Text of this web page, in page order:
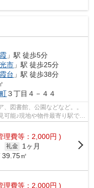
」駅 徒歩5分
市 」駅 徒歩25分
台 」駅 徒歩38分
３丁目４－４４
図書館、公園などなど。。
能♪現地や物件最寄り駅での
理費等：2,000円 )
礼金
1ヶ月
㎡
理費等：2,000円 )